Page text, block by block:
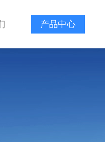
产品中心